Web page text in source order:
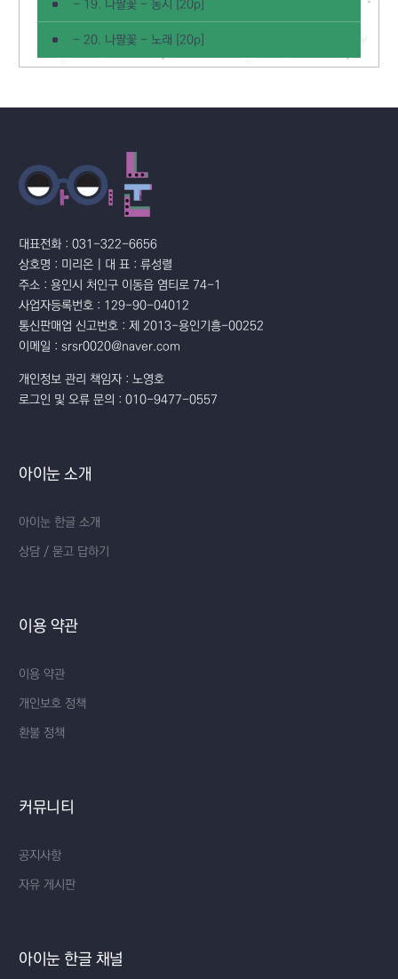
- 19. 나팔꽃 - 동시 [20p]
- 20. 나팔꽃 - 노래 [20p]
대표전화 : 031-322-6656
상호명 : 미리온 | 대 표 : 류성렬
주소 : 용인시 처인구 이동읍 염티로 74-1
사업자등록번호 : 129-90-04012
통신판매업 신고번호 : 제 2013-용인기흥-00252
이메일 : srsr0020@naver.com
개인정보 관리 책임자 : 노영호
로그인 및 오류 문의 : 010-9477-0557
아이눈 소개
아이눈 한글 소개
상담 / 묻고 답하기
이용 약관
이용 약관
개인보호 정책
환불 정책
커뮤니티
공지사항
자유 게시판
아이눈 한글 채널